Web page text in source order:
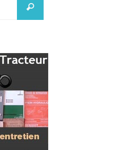
Recherche